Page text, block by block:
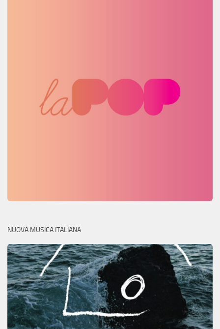
NUOVA MUSICA ITALIANA